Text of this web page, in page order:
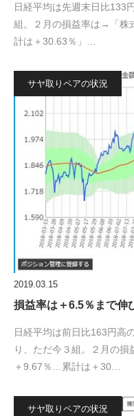
日経平均は先週末日比133
組。２月の損益率は→「株
計は＋30.63％」…
サヤ取りペアの状況
2019.03.15
損益率は＋6.5％まで伸
日経平均は前日比163円高
り、ただ今３組。２月の
＋9.67％…累計は＋30…
サヤ取りペアの状況